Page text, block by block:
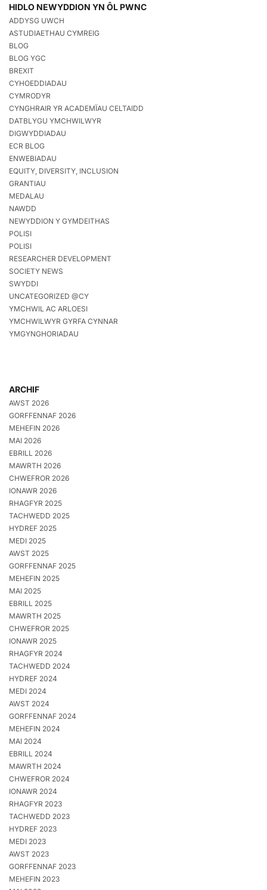
HIDLO NEWYDDION YN ÔL PWNC
ADDYSG UWCH
ASTUDIAETHAU CYMREIG
BLOG
BLOG YGC
BREXIT
CYHOEDDIADAU
CYMRODYR
CYNGHRAIR YR ACADEMÏAU CELTAIDD
DATBLYGU YMCHWILWYR
DIGWYDDIADAU
ECR BLOG
ENWEBIADAU
EQUITY, DIVERSITY, INCLUSION
GRANTIAU
MEDALAU
NAWDD
NEWYDDION Y GYMDEITHAS
POLISI
POLISI
RESEARCHER DEVELOPMENT
SOCIETY NEWS
SWYDDI
UNCATEGORIZED @CY
YMCHWIL AC ARLOESI
YMCHWILWYR GYRFA CYNNAR
YMGYNGHORIADAU
ARCHIF
AWST 2026
GORFFENNAF 2026
MEHEFIN 2026
MAI 2026
EBRILL 2026
MAWRTH 2026
CHWEFROR 2026
IONAWR 2026
RHAGFYR 2025
TACHWEDD 2025
HYDREF 2025
MEDI 2025
AWST 2025
GORFFENNAF 2025
MEHEFIN 2025
MAI 2025
EBRILL 2025
MAWRTH 2025
CHWEFROR 2025
IONAWR 2025
RHAGFYR 2024
TACHWEDD 2024
HYDREF 2024
MEDI 2024
AWST 2024
GORFFENNAF 2024
MEHEFIN 2024
MAI 2024
EBRILL 2024
MAWRTH 2024
CHWEFROR 2024
IONAWR 2024
RHAGFYR 2023
TACHWEDD 2023
HYDREF 2023
MEDI 2023
AWST 2023
GORFFENNAF 2023
MEHEFIN 2023